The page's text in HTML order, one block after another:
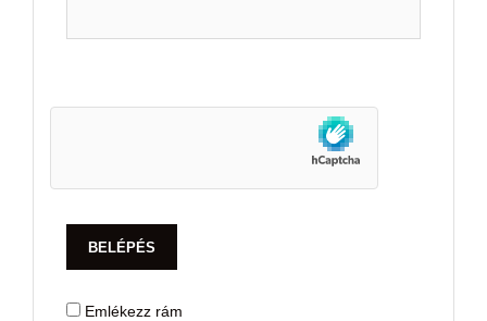
BELÉPÉS
Emlékezz rám